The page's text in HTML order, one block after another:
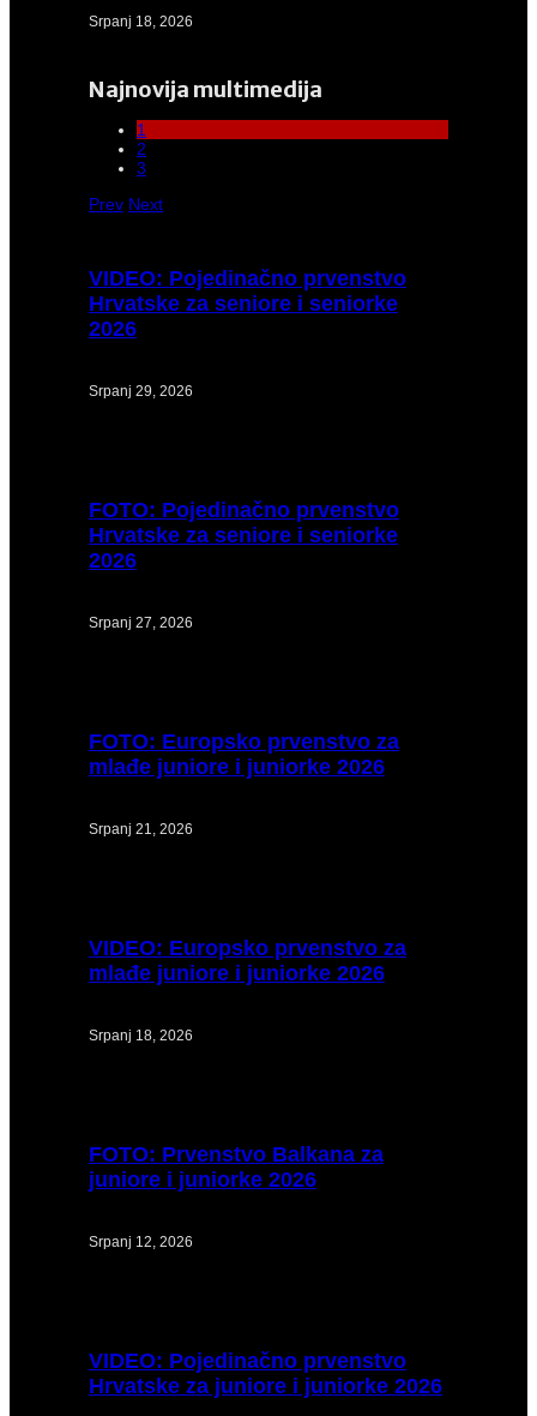
Srpanj 18, 2026
Najnovija multimedija
1
2
3
Prev Next
VIDEO: Pojedinačno prvenstvo
Hrvatske za seniore i seniorke
2026
Srpanj 29, 2026
FOTO: Pojedinačno prvenstvo
Hrvatske za seniore i seniorke
2026
Srpanj 27, 2026
FOTO: Europsko prvenstvo za
mlađe juniore i juniorke 2026
Srpanj 21, 2026
VIDEO: Europsko prvenstvo za
mlađe juniore i juniorke 2026
Srpanj 18, 2026
FOTO: Prvenstvo Balkana za
juniore i juniorke 2026
Srpanj 12, 2026
VIDEO: Pojedinačno prvenstvo
Hrvatske za juniore i juniorke 2026